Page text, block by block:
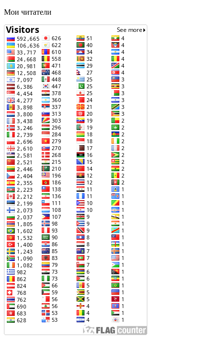
Мои читатели